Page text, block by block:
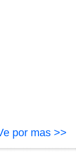
por mas >>